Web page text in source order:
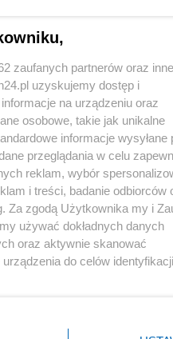
Instagram
zaufanych partnerów oraz inne
uzyskujemy dostęp i
na urządzeniu oraz
osobowe, takie jak unikalne
informacje wysyłane
przeglądania w celu
reklam, wybór
i treści, badanie odbiorców
Za zgodą Użytkownika my i
używać dokładnych danych
oraz aktywnie skanować
do celów
klikając przycisk ustawień